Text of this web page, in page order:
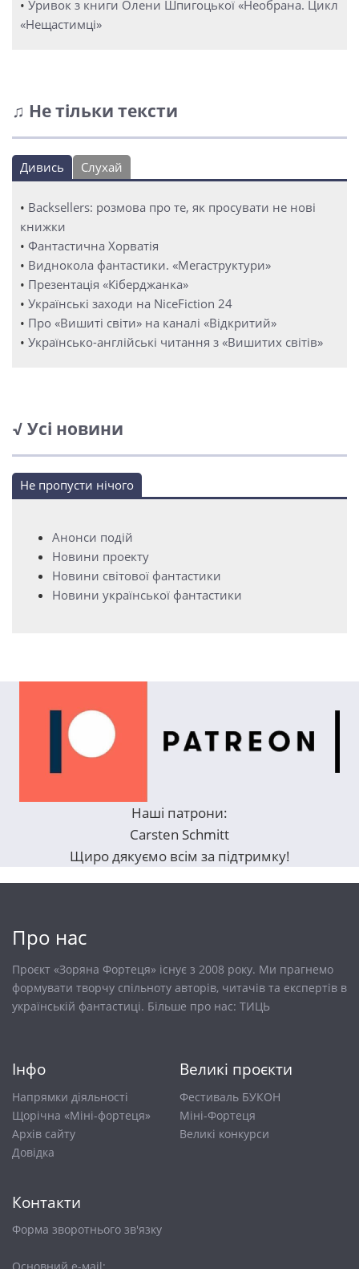
• Уривок з книги Олени Шпигоцької «Необрана. Цикл
«Нещастимці»
♫ Не тільки тексти
Дивись Слухай
• Backsellers: розмова про те, як просувати не нові
книжки
• Фантастична Хорватія
• Виднокола фантастики. «Мегаструктури»
• Презентація «Кіберджанка»
• Українські заходи на NiceFiction 24
• Про «Вишиті світи» на каналі «Відкритий»
• Українсько-англійські читання з «Вишитих світів»
√ Усі новини
Не пропусти нічого
Анонси подій
Новини проекту
Новини світової фантастики
Новини української фантастики
Наші патрони:
Carsten Schmitt
Щиро дякуємо всім за підтримку!
Про нас
Проєкт «Зоряна Фортеця» існує з 2008 року. Ми прагнемо
формувати творчу спільноту авторів, читачів та експертів в
українській фантастиці. Більше про нас: ТИЦЬ
Інфо
Напрямки діяльності
Щорічна «Міні-фортеця»
Архів сайту
Довiдка
Великі проєкти
Фестиваль БУКОН
Міні-Фортеця
Великі конкурси
Контакти
Форма зворотнього зв'язку